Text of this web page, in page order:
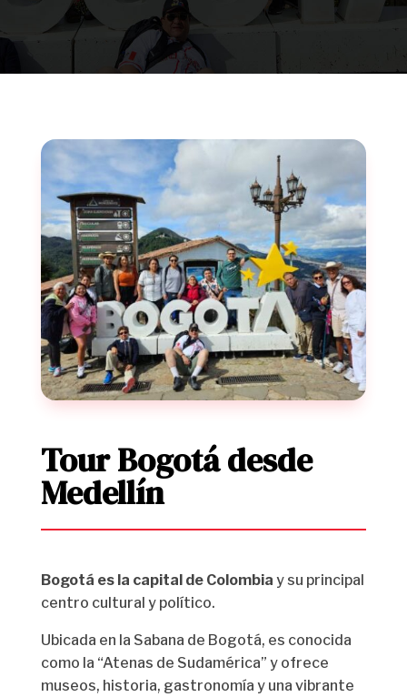
Tour Bogotá desde
Medellín
Bogotá es la capital de Colombia y su principal
centro cultural y político.
Ubicada en la Sabana de Bogotá, es conocida
como la “Atenas de Sudamérica” y ofrece
museos, historia, gastronomía y una vibrante